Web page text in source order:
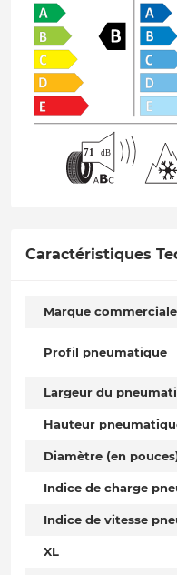
Caractéristiques
Marque commerciale
Profil pneumatique
Largeur du
Hauteur
Diamètre (en
Indice de charge
Indice de vitesse
XL